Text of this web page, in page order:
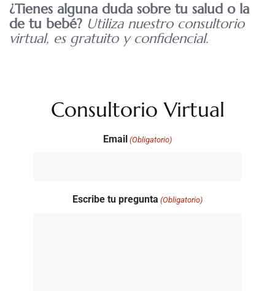
¿Tienes alguna duda sobre tu salud o la
de tu bebé? Utiliza nuestro consultorio
virtual, es gratuito y confidencial.
Consultorio Virtual
Email (Obligatorio)
Escribe tu pregunta (Obligatorio)